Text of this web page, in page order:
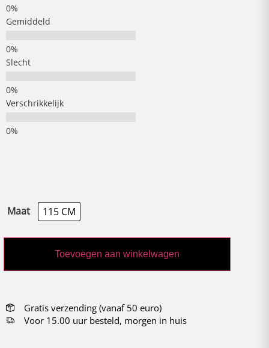
Gemiddeld
Slecht
Verschrikkelijk
Maat 115 CM
Toevoegen aan winkelwagen
Gratis verzending (vanaf 50 euro)
Voor 15.00 uur besteld, morgen in huis